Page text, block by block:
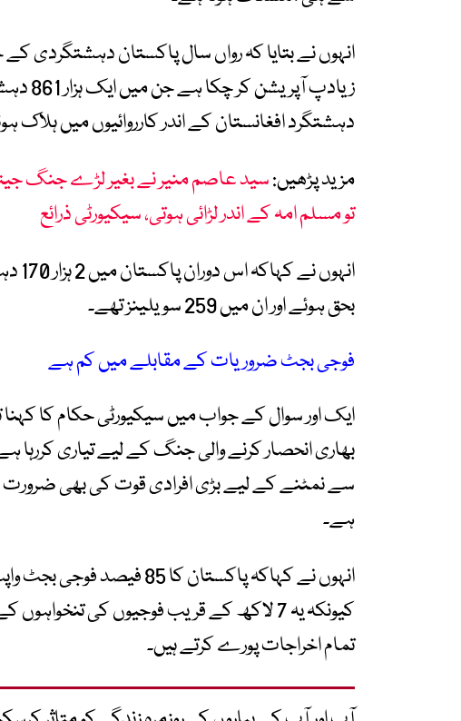
دہشتگرد افغانستان کے اندر کارروائیوں میں ہلاک
مزید پڑھیں:سید عاصم منیر نے بغیر لڑے جنگ جیتی،
تو مسلم امہ کے اندر لڑائی ہوتی، سیکیورٹی ذرائع
بحق ہوئے اور ان میں 259 سویلینز تھے۔
فوجی بجٹ ضروریات کے مقابلے میں کم ہے
ایک اور سوال کے جواب میں سیکیورٹی حکام کا
بھاری انحصار کرنے والی جنگ کے لیے تیاری
سے نمٹنے کے لیے بڑی افرادی قوت کی بھی
ہے۔
انہوں نے کہاکہ پاکستان کا
کیونکہ یہ 7 لاکھ کے قریب فوجیوں کی
تمام اخراجات پورے کرتے ہیں۔